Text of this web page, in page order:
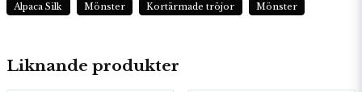
Liknande produkter
Alpaca Silk Mönster Kortärmade tröjor Mönster